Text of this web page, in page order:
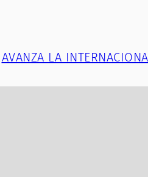
AVANZA LA